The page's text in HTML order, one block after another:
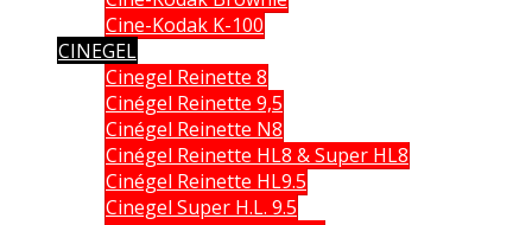
Cine-Kodak K-100
CINEGEL
Cinegel Reinette 8
Cinégel Reinette 9,5
Cinégel Reinette N8
Cinégel Reinette HL8 & Super HL8
Cinégel Reinette HL9.5
Cinegel Super H.L. 9.5